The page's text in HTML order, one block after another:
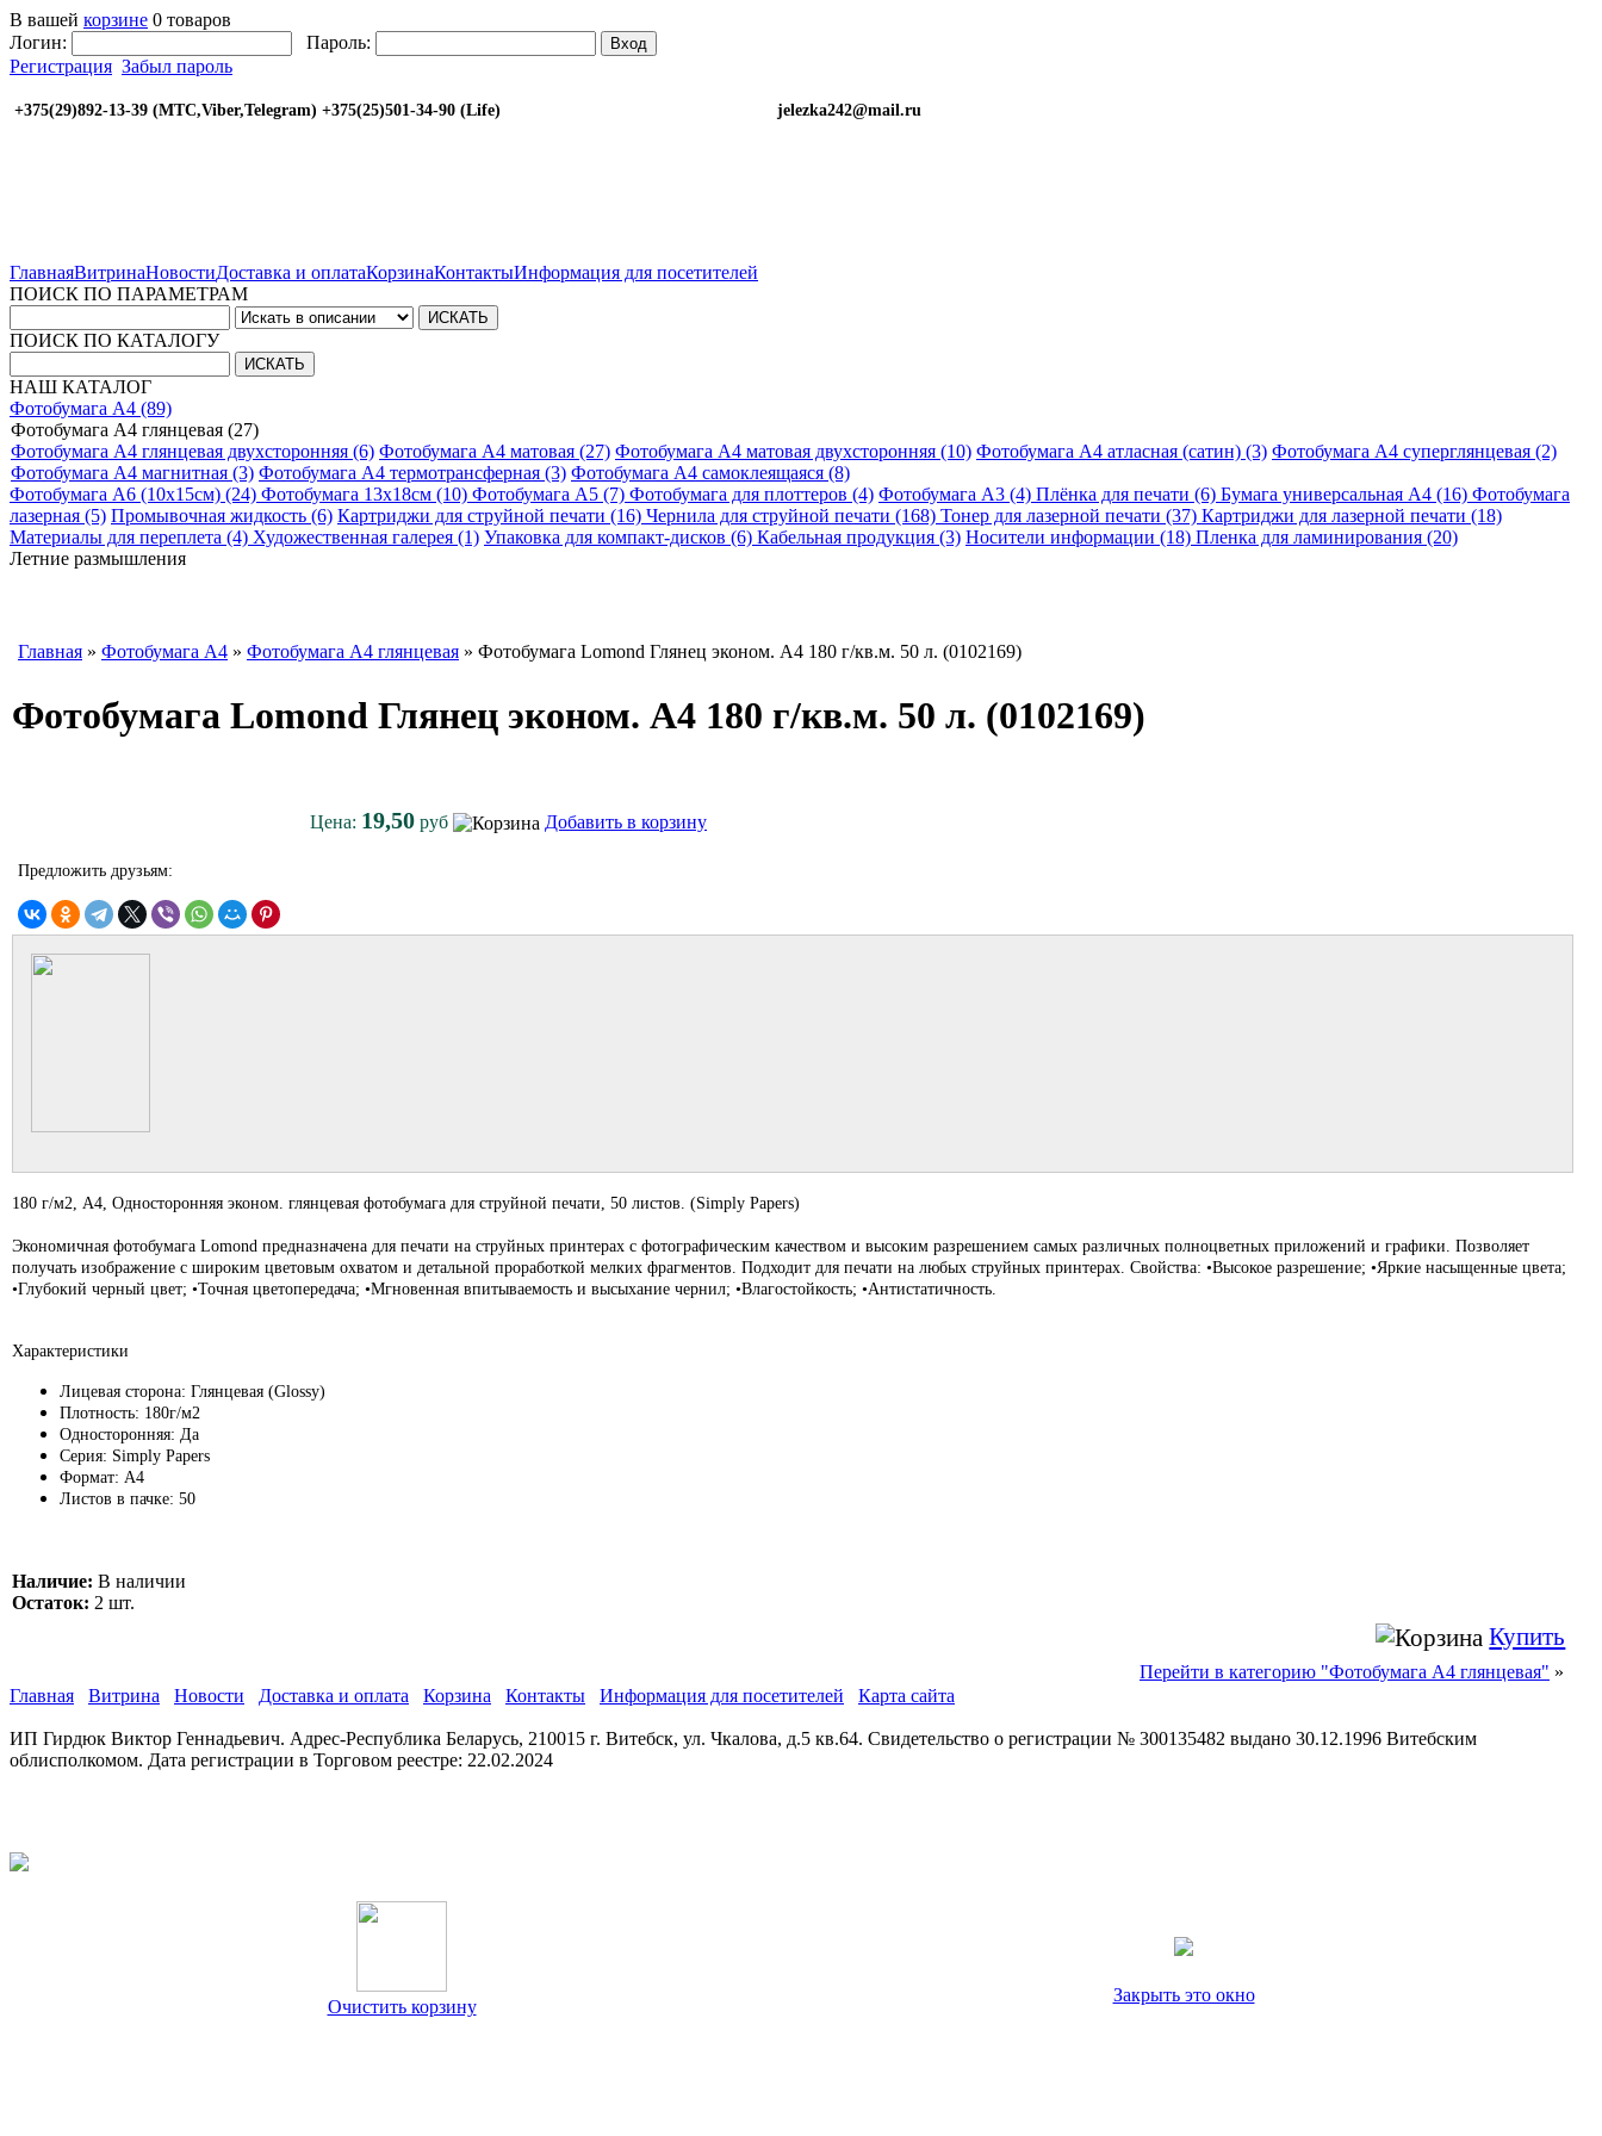
В вашей корзине 0 товаров
Логин:
Пароль: Вход
Регистрация Забыл пароль
+375(29)892-13-39 (МТС,Viber,Telegram) +375(25)501-34-90 (Life) jelezka242@mail.ru
ГлавнаяВитринаНовостиДоставка и оплатаКорзинаКонтактыИнформация для посетителей
ПОИСК ПО ПАРАМЕТРАМ
ПОИСК ПО КАТАЛОГУ
НАШ КАТАЛОГ
Фотобумага A4 (89)
Фотобумага A4 глянцевая (27)
Фотобумага A4 глянцевая двухсторонняя (6) Фотобумага A4 матовая (27) Фотобумага A4 матовая двухсторонняя (10) Фотобумага A4 атласная (сатин) (3) Фотобумага A4 суперглянцевая (2)
Фотобумага A4 магнитная (3) Фотобумага A4 термотрансферная (3) Фотобумага A4 самоклеящаяся (8)
Фотобумага A6 (10х15см) (24) Фотобумага 13х18см (10) Фотобумага A5 (7) Фотобумага для плоттеров (4) Фотобумага A3 (4) Плёнка для печати (6) Бумага универсальная A4 (16) Фотобумага
лазерная (5) Промывочная жидкость (6) Картриджи для струйной печати (16) Чернила для струйной печати (168) Тонер для лазерной печати (37) Картриджи для лазерной печати (18)
Материалы для переплета (4) Художественная галерея (1) Упаковка для компакт-дисков (6) Кабельная продукция (3) Носители информации (18) Пленка для ламинирования (20)
Летние размышления
Главная » Фотобумага A4 » Фотобумага A4 глянцевая » Фотобумага Lomond Глянец эконом. A4 180 г/кв.м. 50 л. (0102169)
Фотобумага Lomond Глянец эконом. A4 180 г/кв.м. 50 л. (0102169)
Цена: 19,50 руб Добавить в корзину
Предложить друзьям:
180 г/м2, А4, Односторонняя эконом. глянцевая фотобумага для струйной печати, 50 листов. (Simply Papers)
Экономичная фотобумага Lomond предназначена для печати на струйных принтерах с фотографическим качеством и высоким разрешением самых различных полноцветных приложений и графики. Позволяет
получать изображение с широким цветовым охватом и детальной проработкой мелких фрагментов. Подходит для печати на любых струйных принтерах. Свойства: •Высокое разрешение; •Яркие насыщенные цвета;
•Глубокий черный цвет; •Точная цветопередача; •Мгновенная впитываемость и высыхание чернил; •Влагостойкость; •Антистатичность.
Характеристики
Лицевая сторона: Глянцевая (Glossy)
Плотность: 180г/м2
Односторонняя: Да
Серия: Simply Papers
Формат: А4
Листов в пачке: 50
Наличие: В наличии
Остаток: 2 шт.
Купить
Перейти в категорию "Фотобумага A4 глянцевая" »
Главная
Витрина Новости Доставка и оплата Корзина Контакты Информация для посетителей Карта сайта
ИП Гирдюк Виктор Геннадьевич. Адрес-Республика Беларусь, 210015 г. Витебск, ул. Чкалова, д.5 кв.64. Свидетельство о регистрации № 300135482 выдано 30.12.1996 Витебским
облисполкомом. Дата регистрации в Торговом реестре: 22.02.2024
Очистить корзину
Закрыть это окно